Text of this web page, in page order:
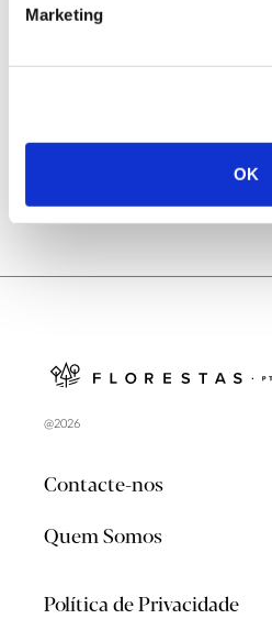
Marketing
OK
25.06.2026
Natureza e florestas
@2026
Contacte-nos
Quem Somos
Política de Privacidade